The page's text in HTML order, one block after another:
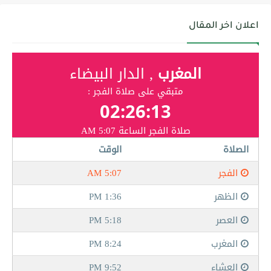
اعلان اخر المقال